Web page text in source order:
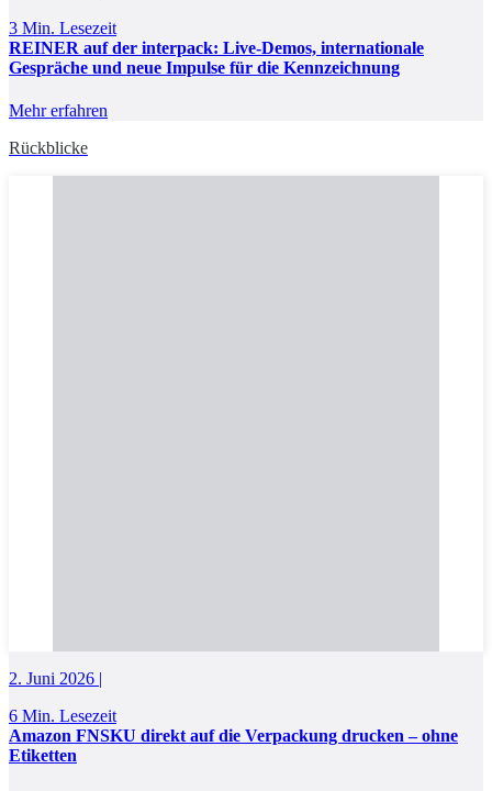
3 Min. Lesezeit
REINER auf der interpack: Live-Demos, internationale
Gespräche und neue Impulse für die Kennzeichnung
Mehr erfahren
Rückblicke
2. Juni 2026 |
6 Min. Lesezeit
Amazon FNSKU direkt auf die Verpackung drucken – ohne
Etiketten